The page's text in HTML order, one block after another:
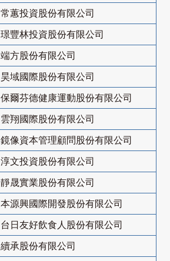
常蕙投資股份有限公司
璟豐林投資股份有限公司
端方股份有限公司
昊域國際股份有限公司
保爾芬德健康運動股份有限公司
雲翔國際股份有限公司
鏡像資本管理顧問股份有限公司
淳文投資股份有限公司
靜晟實業股份有限公司
本源興國際開發股份有限公司
台日友好飲食人股份有限公司
續承股份有限公司